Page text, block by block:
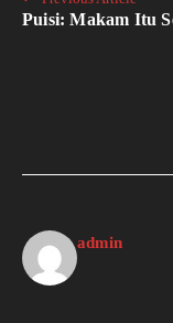
Puisi: Makam Itu
admin